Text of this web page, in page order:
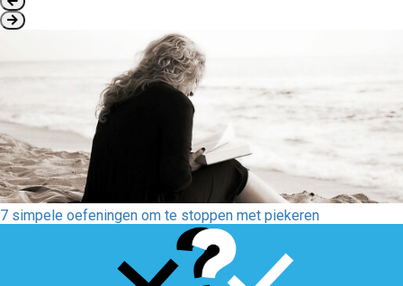
7 simpele oefeningen om te stoppen met piekeren